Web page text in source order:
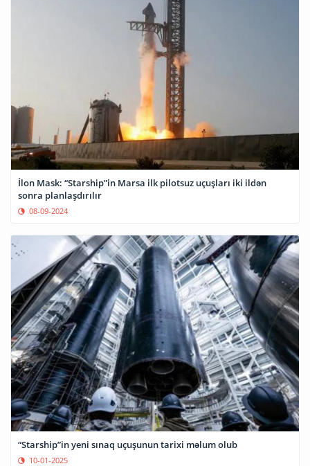
İlon Mask: “Starship”in Marsa ilk pilotsuz uçuşları iki ildən
sonra planlaşdırılır
08-09-2024
“Starship”in yeni sınaq uçuşunun tarixi məlum olub
10-01-2025